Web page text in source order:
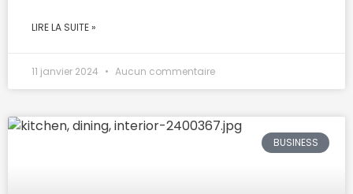
LIRE LA SUITE »
11 janvier 2024 Aucun commentaire
BUSINESS